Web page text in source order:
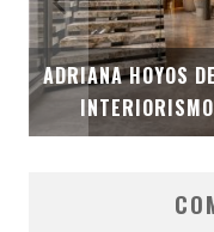
ADRIANA HOYOS